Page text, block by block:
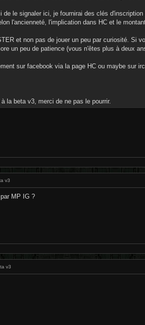
le signaler ici, je fournirai des clés
l'ancienneté, l'implication dans HC et le
et non pas de jouer un peu par curiosité. Si
un peu de patience (vous n'êtes plus à deux
sur facebook via la page HC ou maybe sur
la beta v3, merci de ne pas le pourrir.
v3
MP IG ?
v3